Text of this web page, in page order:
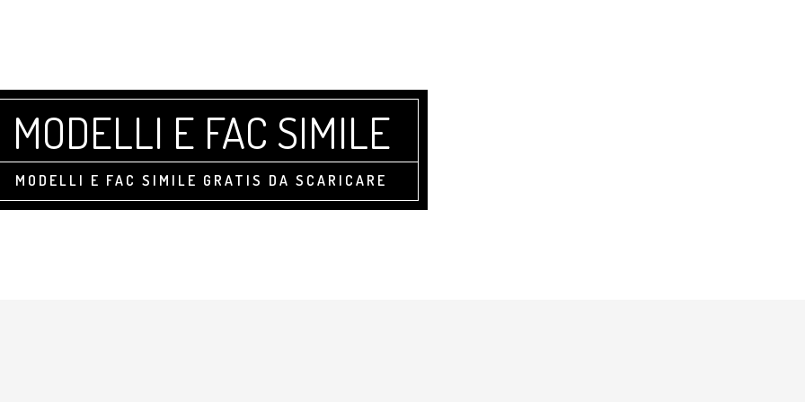
MODELLI E FAC SIMILE
MODELLI E FAC SIMILE GRATIS DA SCARICARE